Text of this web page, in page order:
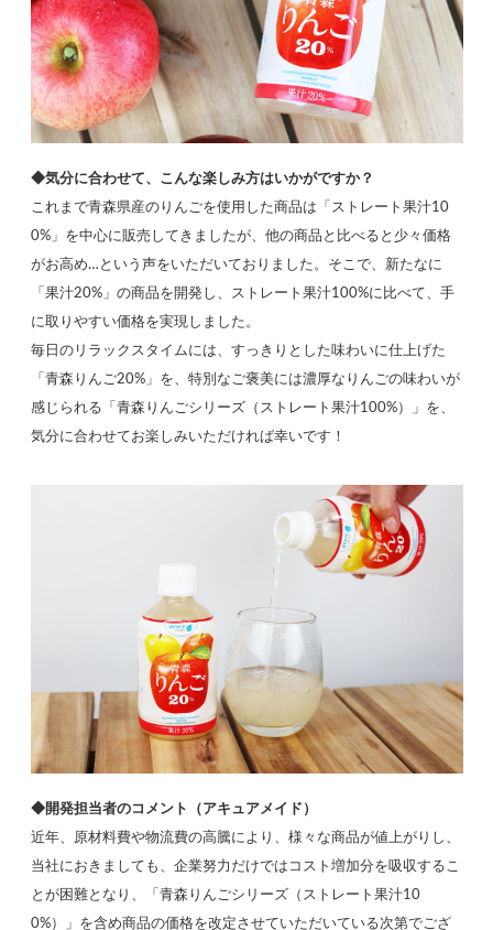
◆気分に合わせて、こんな楽しみ方はいかがですか？
これまで青森県産のりんごを使用した商品は「ストレート果汁10
0%」を中心に販売してきましたが、他の商品と比べると少々価格
がお高め…という声をいただいておりました。そこで、新たなに
「果汁20%」の商品を開発し、ストレート果汁100%に比べて、手
に取りやすい価格を実現しました。
毎日のリラックスタイムには、すっきりとした味わいに仕上げた
「青森りんご20%」を、特別なご褒美には濃厚なりんごの味わいが
感じられる「青森りんごシリーズ（ストレート果汁100%）」を、
気分に合わせてお楽しみいただければ幸いです！
◆開発担当者のコメント（アキュアメイド）
近年、原材料費や物流費の高騰により、様々な商品が値上がりし、
当社におきましても、企業努力だけではコスト増加分を吸収するこ
とが困難となり、「青森りんごシリーズ（ストレート果汁10
0%）」を含め商品の価格を改定させていただいている次第でござ